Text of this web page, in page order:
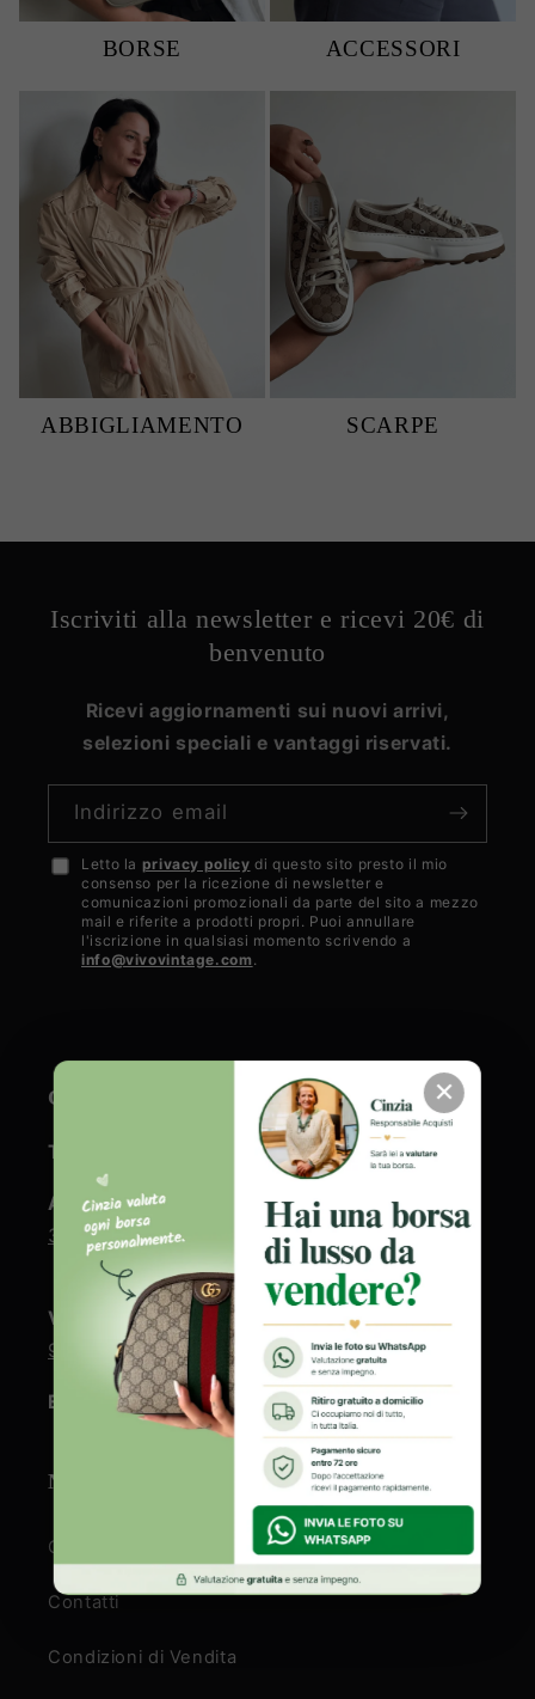
BORSE ACCESSORI
ABBIGLIAMENTO SCARPE
Iscriviti alla newsletter e ricevi 20€ di
benvenuto
Ricevi aggiornamenti sui nuovi arrivi,
selezioni speciali e vantaggi riservati.
Indirizzo email
Accetto
privacy
policy
Letto la privacy policy di questo sito presto il mio
consenso per la ricezione di newsletter e
comunicazioni promozionali da parte del sito a mezzo
mail e riferite a prodotti propri. Puoi annullare
l'iscrizione in qualsiasi momento scrivendo a
info@vivovintage.com .
CONTATTI
Telefono fisso: +39 0865/270731
Assistenza clienti e gestione ordini:
333 6834 578
Valutazione borse firmate:+39 346 7350
973
Email: info@vivovintage.com
NOTE LEGALI
Chi siamo
Contatti
Condizioni di Vendita
✕